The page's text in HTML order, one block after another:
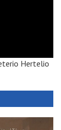
Hertelio